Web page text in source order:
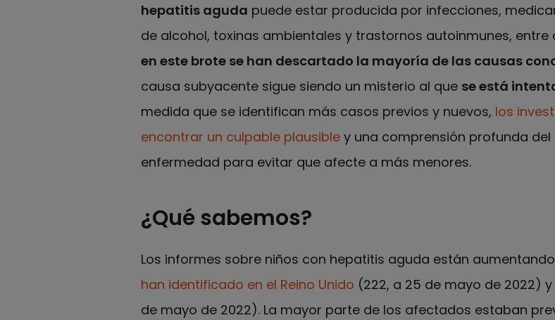
hepatitis aguda puede estar producida por infecciones,
de alcohol, toxinas ambientales y trastornos autoinmunes, entre
en este brote se han descartado la mayoría de las causas
causa subyacente sigue siendo un misterio al que se está
medida que se identifican más casos previos y nuevos, los
encontrar un culpable plausibley una comprensión profunda del
enfermedad para evitar que afecte a más menores.
¿Qué sabemos?
Los informes sobre niños con hepatitis aguda están
han identificado en el Reino Unido (222, a 25 de mayo de 2022) y
de mayo de 2022). La mayor parte de los afectados estaban